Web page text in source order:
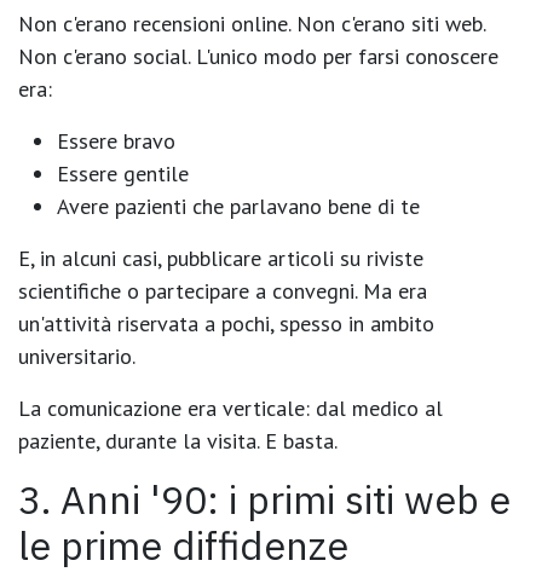
Non c'erano recensioni online. Non c'erano siti web.
Non c'erano social. L'unico modo per farsi conoscere
era:
Essere bravo
Essere gentile
Avere pazienti che parlavano bene di te
E, in alcuni casi, pubblicare articoli su riviste
scientifiche o partecipare a convegni. Ma era
un'attività riservata a pochi, spesso in ambito
universitario.
La comunicazione era verticale: dal medico al
paziente, durante la visita. E basta.
3. Anni '90: i primi siti web e
le prime diffidenze